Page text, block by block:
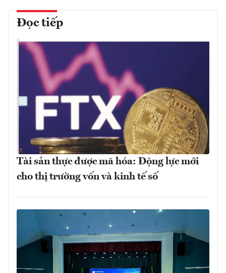
Đọc tiếp
Tài sản thực được mã hóa: Động lực mới
cho thị trường vốn và kinh tế số